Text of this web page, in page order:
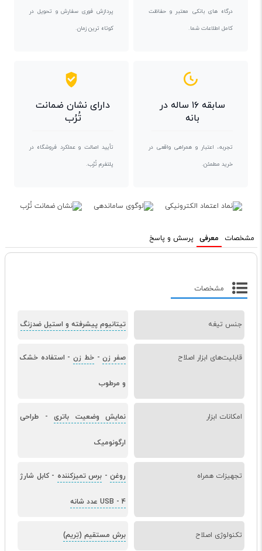
درگاه های بانکی معتبر و حفاظت
کامل اطلاعات شما.
پردازش فوری سفارش و تحویل در
کوتاه ترین زمان.
سابقه ۱۶ ساله در
بانه
تجربه، اعتبار و همراهی واقعی در
خرید مطمئن.
دارای نشان ضمانت
تُرُب
تأیید اصالت و عملکرد فروشگاه در
پلتفرم تُرُب.
مشخصات معرفی پرسش و پاسخ
مشخصات
جنس تیغه تیتانیوم پیشرفته و استیل ضدزنگ
قابلیت‌های ابزار اصلاح صفر زن-خط زن- استفاده خشک
و مرطوب
امکانات ابزار نمایش وضعیت باتری - طراحی
ارگونومیک
تجهیزات همراه روغن - برس تمیزکننده -کابل شارژ
USB - 4 عدد شانه
تکنولوژی اصلاح برش مستقیم (تِریم)